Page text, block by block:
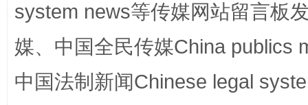
system news等传媒网站留言板
媒、中国全民传媒China publics
中国法制新闻Chinese legal